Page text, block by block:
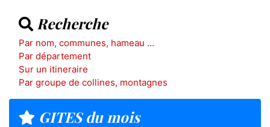
Recherche
Par nom, communes, hameau ...
Par département
Sur un itineraire
Par groupe de collines, montagnes
GITES du mois